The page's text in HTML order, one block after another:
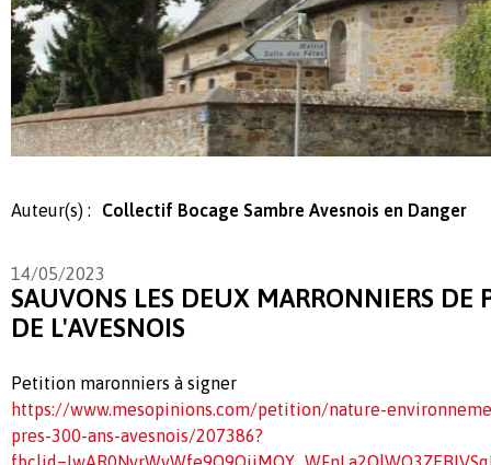
Auteur(s) : Collectif Bocage Sambre Avesnois en Danger
14/05/2023
SAUVONS LES DEUX MARRONNIERS DE
DE L'AVESNOIS
Petition maronniers à signer
https://www.mesopinions.com/petition/nature-
pres-300-ans-avesnois/207386?